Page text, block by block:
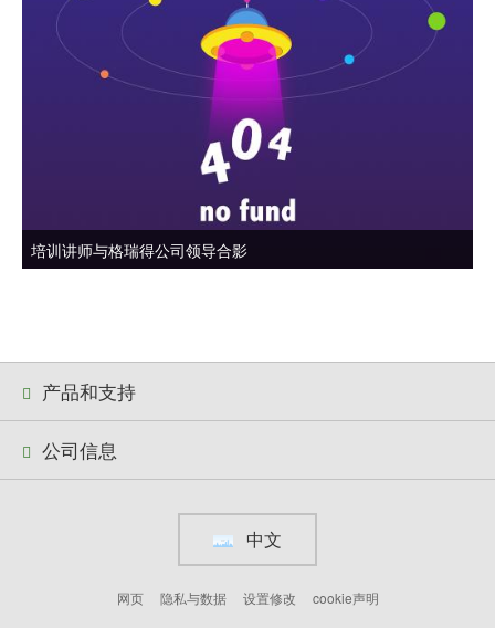
培训讲师与格瑞得公司领导合影
产品和支持
公司信息
中文
网页 隐私与数据 设置修改 cookie声明